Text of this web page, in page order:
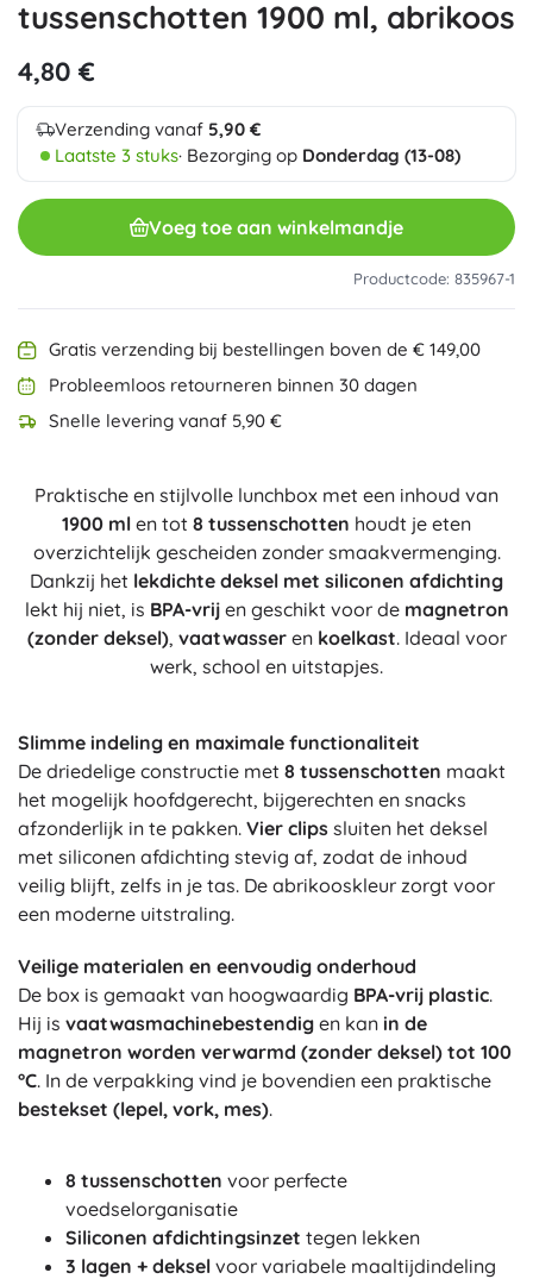
tussenschotten 1900 ml, abrikoos
4,80 €
Verzending vanaf 5,90 €
Laatste 3 stuks· Bezorging op Donderdag (13-08)
Voeg toe aan winkelmandje
Productcode: 835967-1
Gratis verzending bij bestellingen boven de € 149,00
Probleemloos retourneren binnen 30 dagen
Snelle levering vanaf 5,90 €
Praktische en stijlvolle lunchbox met een inhoud van
1900 ml en tot 8 tussenschotten houdt je eten
overzichtelijk gescheiden zonder smaakvermenging.
Dankzij het lekdichte deksel met siliconen afdichting
lekt hij niet, is BPA-vrijen geschikt voor de magnetron
(zonder deksel), vaatwasseren koelkast. Ideaal voor
werk, school en uitstapjes.
Slimme indeling en maximale functionaliteit
De driedelige constructie met 8 tussenschotten maakt
het mogelijk hoofdgerecht, bijgerechten en snacks
afzonderlijk in te pakken. Vier clips sluiten het deksel
met siliconen afdichting stevig af, zodat de inhoud
veilig blijft, zelfs in je tas. De abrikooskleur zorgt voor
een moderne uitstraling.
Veilige materialen en eenvoudig onderhoud
De box is gemaakt van hoogwaardig BPA-vrij plastic.
Hij is vaatwasmachinebestendig en kan in de
magnetron worden verwarmd (zonder deksel) tot 100
°C. In de verpakking vind je bovendien een praktische
bestekset (lepel, vork, mes).
8 tussenschotten voor perfecte
voedselorganisatie
Siliconen afdichtingsinzet tegen lekken
3 lagen + deksel voor variabele maaltijdindeling